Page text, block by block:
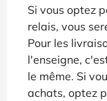
Si vous optez
relais, vous
Pour les
l'enseigne,
le même. Si
achats, optez